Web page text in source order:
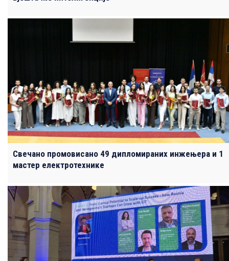
Свечано промовисано 49 дипломираних инжењера и 1
мастер електротехнике